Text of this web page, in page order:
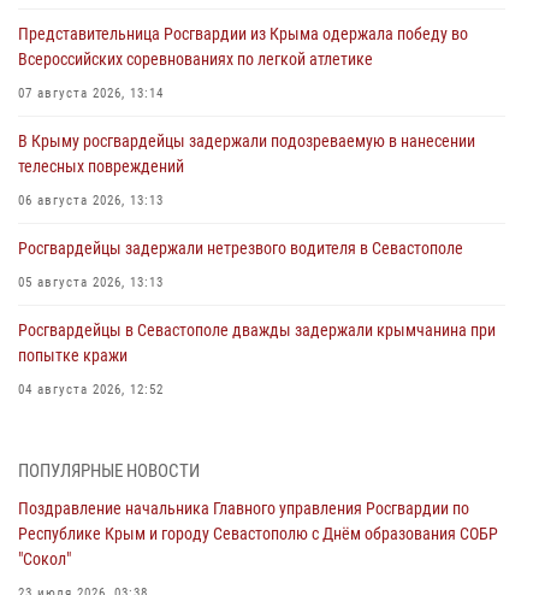
Представительница Росгвардии из Крыма одержала победу во
Всероссийских соревнованиях по легкой атлетике
07 августа 2026, 13:14
В Крыму росгвардейцы задержали подозреваемую в нанесении
телесных повреждений
06 августа 2026, 13:13
Росгвардейцы задержали нетрезвого водителя в Севастополе
05 августа 2026, 13:13
Росгвардейцы в Севастополе дважды задержали крымчанина при
попытке кражи
04 августа 2026, 12:52
мужчину
Росгвардия в Крыму и Севастополе задержала ряд
правонарушителей
ПОПУЛЯРНЫЕ НОВОСТИ
Поздравление начальника Главного управления Росгвардии по
Республике Крым и городу Севастополю с Днём образования СОБР
"Сокол"